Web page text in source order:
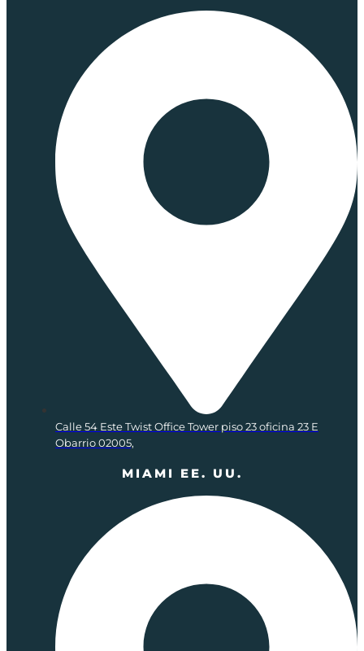
Calle 54 Este Twist Office Tower piso 23 oficina 23 E
Obarrio 02005,
MIAMI EE. UU.